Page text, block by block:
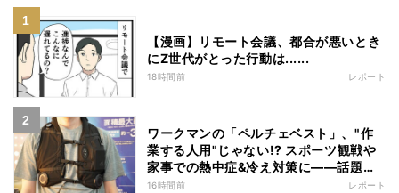
【漫画】リモート会議、都合が悪いとき
にZ世代がとった行動は......
18時間前 レポート
ワークマンの「ペルチェベスト」、"作
業する人用"じゃない!? スポーツ観戦や
家事での熱中症&冷え対策に――話題の
商品を徹底検証
16時間前 レポート